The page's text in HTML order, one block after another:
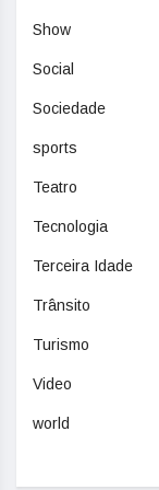
Show
Social
Sociedade
sports
Teatro
Tecnologia
Terceira Idade
Trânsito
Turismo
Video
world